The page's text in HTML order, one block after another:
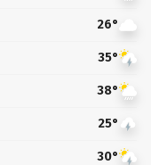
26°
35°
38°
25°
30°